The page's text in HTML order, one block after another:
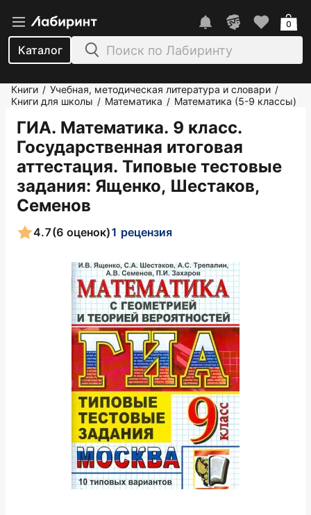
Каталог
0
Книги / Учебная, методическая литература и словари /
Книги для школы / Математика / Математика (5-9 классы)
ГИА. Математика. 9 класс.
Государственная итоговая
аттестация. Типовые тестовые
задания: Ященко, Шестаков,
Семенов
4.7(6 оценок)1 рецензия